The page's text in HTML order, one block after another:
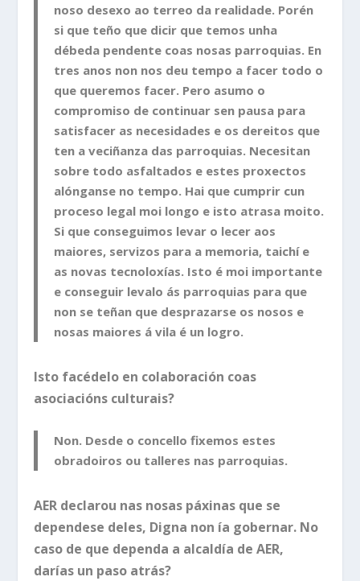
noso desexo ao terreo da realidade. Porén
si que teño que dicir que temos unha
débeda pendente coas nosas parroquias. En
tres anos non nos deu tempo a facer todo o
que queremos facer. Pero asumo o
compromiso de continuar sen pausa para
satisfacer as necesidades e os dereitos que
ten a veciñanza das parroquias. Necesitan
sobre todo asfaltados e estes proxectos
alónganse no tempo. Hai que cumprir cun
proceso legal moi longo e isto atrasa moito.
Si que conseguimos levar o lecer aos
maiores, servizos para a memoria, taichí e
as novas tecnoloxías. Isto é moi importante
e conseguir levalo ás parroquias para que
non se teñan que desprazarse os nosos e
nosas maiores á vila é un logro.
Isto facédelo en colaboración coas
asociacións culturais?
Non. Desde o concello fixemos estes
obradoiros ou talleres nas parroquias.
AER declarou nas nosas páxinas que se
dependese deles, Digna non ía gobernar. No
caso de que dependa a alcaldía de AER,
darías un paso atrás?